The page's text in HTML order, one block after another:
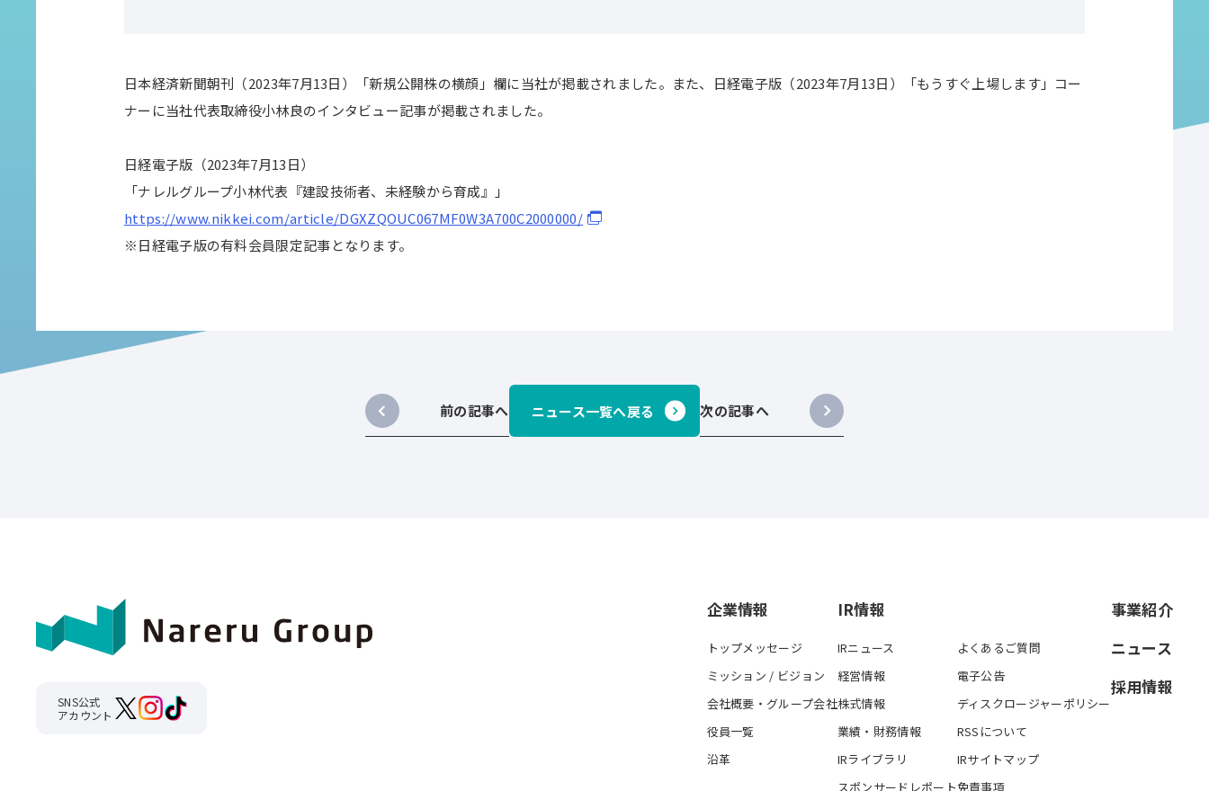
日本経済新聞朝刊（2023年7月13日）「新規公開株の横顔」欄に当社が掲載されました。また、日経電子版（2023年7月13日）「もうすぐ上場します」コー
ナーに当社代表取締役小林良のインタビュー記事が掲載されました。
日経電子版（2023年7月13日）
「ナレルグループ小林代表『建設技術者、未経験から育成』」
https://www.nikkei.com/article/DGXZQOUC067MF0W3A700C2000000/
※日経電子版の有料会員限定記事となります。
前の記事へ ニュース一覧へ戻る 次の記事へ
SNS公式
アカウント
企業情報
トップメッセージ
ミッション / ビジョン
会社概要・グループ会社
役員一覧
沿革
IR情報
IRニュース
経営情報
株式情報
業績・財務情報
IRライブラリ
スポンサードレポート
よくあるご質問
電子公告
ディスクロージャーポリシー
RSSについて
IRサイトマップ
免責事項
事業紹介
ニュース
採用情報